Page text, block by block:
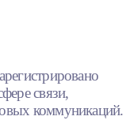
связи,
коммуникаций.